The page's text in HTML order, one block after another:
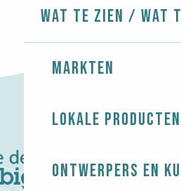
Wat te zien / Wat
Markten
Lokale producten
Ontwerpers en
ÎLE-TUDY